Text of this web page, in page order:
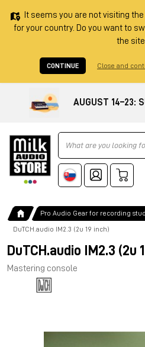
It seems you are not visiting
for your country. Do you want to
the
CONTINUE Close and
AUGUST 14–23:
Ricerca
Pro Audio Gear for recording
DuTCH.audio IM2.3 (2u 19 inch)
DuTCH.audio IM2.3 (2u
Mastering console